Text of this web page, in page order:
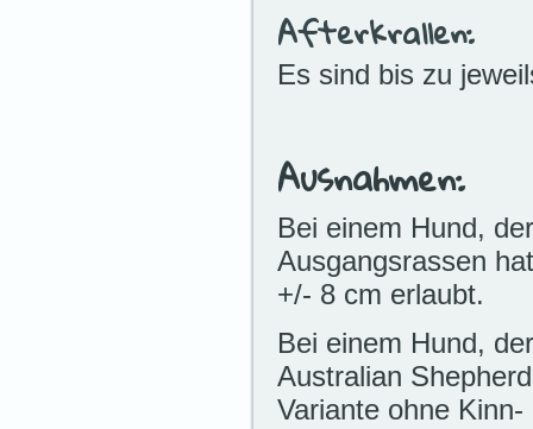
Afterkrallen:
Es sind bis zu
Ausnahmen:
Bei einem Hund,
Ausgangsrassen
+/- 8 cm erlaubt.
Bei einem Hund,
Australian
Variante ohne